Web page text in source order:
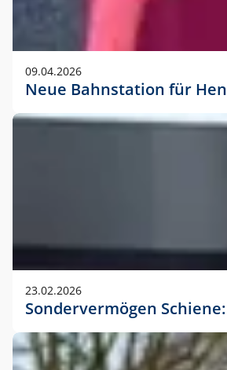
09.04.2026
Neue Bahnstation für
23.02.2026
Sondervermögen